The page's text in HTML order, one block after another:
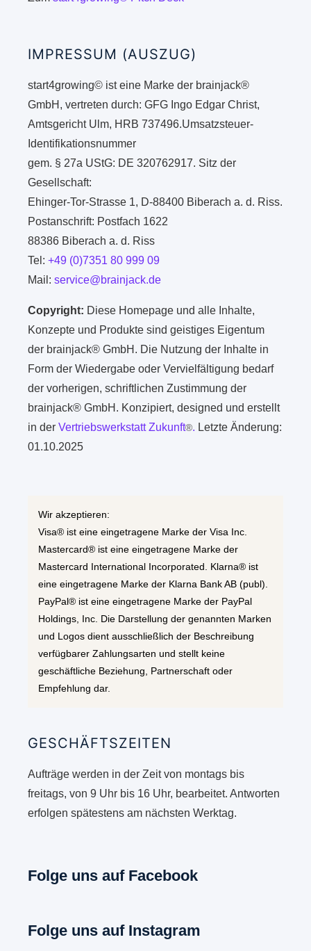
IMPRESSUM (AUSZUG)
start4growing© ist eine Marke der brainjack®
GmbH, vertreten durch: GFG Ingo Edgar Christ,
Amtsgericht Ulm, HRB 737496.Umsatzsteuer-
Identifikationsnummer
gem. § 27a UStG: DE 320762917. Sitz der
Gesellschaft:
Ehinger-Tor-Strasse 1, D-88400 Biberach a. d. Riss.
Postanschrift: Postfach 1622
88386 Biberach a. d. Riss
Tel:+49 (0)7351 80 999 09
Mail:service@brainjack.de
Copyright: Diese Homepage und alle Inhalte,
Konzepte und Produkte sind geistiges Eigentum
der brainjack® GmbH. Die Nutzung der Inhalte in
Form der Wiedergabe oder Vervielfältigung bedarf
der vorherigen, schriftlichen Zustimmung der
brainjack® GmbH. Konzipiert, designed und erstellt
in derVertriebswerkstatt Zukunft®. Letzte Änderung:
01.10.2025
Wir akzeptieren:
Visa® ist eine eingetragene Marke der Visa Inc.
Mastercard® ist eine eingetragene Marke der
Mastercard International Incorporated. Klarna® ist
eine eingetragene Marke der Klarna Bank AB (publ).
PayPal® ist eine eingetragene Marke der PayPal
Holdings, Inc. Die Darstellung der genannten Marken
und Logos dient ausschließlich der Beschreibung
verfügbarer Zahlungsarten und stellt keine
geschäftliche Beziehung, Partnerschaft oder
Empfehlung dar.
GESCHÄFTSZEITEN
Aufträge werden in der Zeit von montags bis
freitags, von 9 Uhr bis 16 Uhr, bearbeitet. Antworten
erfolgen spätestens am nächsten Werktag.
Folge uns auf Facebook
Folge uns auf Instagram